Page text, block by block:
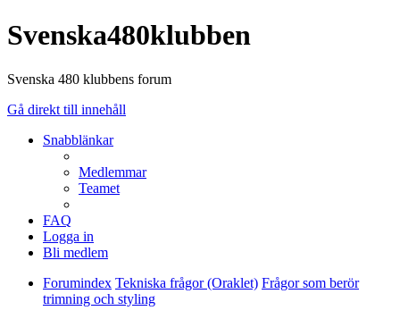
Svenska480klubben
Svenska 480 klubbens forum
Gå direkt till innehåll
Snabblänkar
Medlemmar
Teamet
FAQ
Logga in
Bli medlem
Forumindex Tekniska frågor (Oraklet) Frågor som berör
trimning och styling